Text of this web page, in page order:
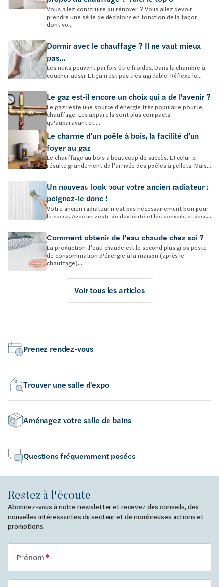
Vous allez construire ou rénover ? Vous allez devoir
prendre une série de décisions en fonction de la façon
dont vo...
Dormir avec le chauffage ? Il ne vaut mieux
pas...
Les nuits peuvent parfois être froides. Dans la chambre à
coucher aussi. Et ça n'est pas très agréable. Réflexe lo...
Le gaz est-il encore un choix qui a de l'avenir ?
Le gaz reste une source d'énergie très populaire pour le
chauffage. Les appareils sont plus compacts
qu'auparavant et ...
Le charme d’un poêle à bois, la facilité d’un
foyer au gaz
Le chauffage au bois a beaucoup de succès. Et celui-ci
résulte grandement de l’arrivée des poêles à pellets. Mais...
Un nouveau look pour votre ancien radiateur :
peignez-le donc !
Votre ancien radiateur n'est pas nécessairement bon pour
la casse. Avec un zeste de dextérité et les conseils ci-dess...
Comment obtenir de l’eau chaude chez soi ?
La production d’eau chaude est le second plus gros poste
de consommation d'énergie à la maison (après le
chauffage)...
Voir tous les articles
Prenez rendez-vous
Trouver une salle d'expo
Aménagez votre salle de bains
Questions fréquemment posées
Restez à l'écoute
Abonnez-vous à notre newsletter et recevez des conseils, des
nouvelles intéressantes du secteur et de nombreuses actions et
promotions.
Prénom